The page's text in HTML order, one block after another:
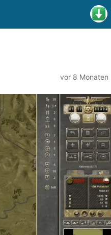
vor 8 Monaten